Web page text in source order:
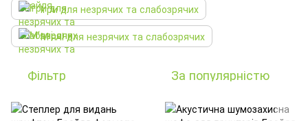
Ігри для незрячих та слабозрячих
М'ячі для незрячих та слабозрячих
Фільтр За популярністю